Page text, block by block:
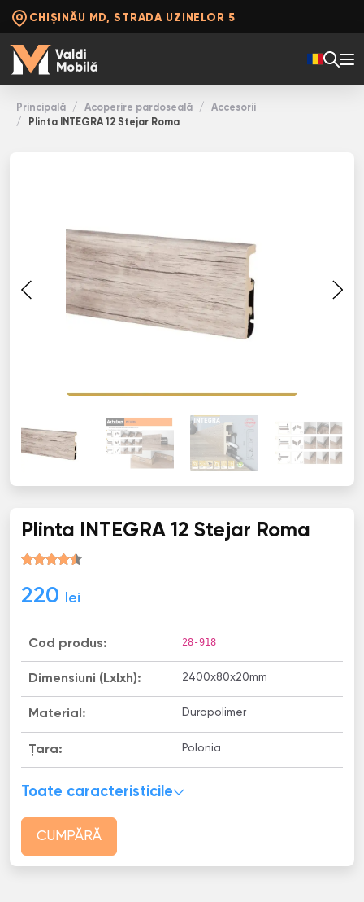
CHIȘINĂU MD, STRADA UZINELOR 5
Principală Acoperire pardoseală
Accesorii
Plinta INТЕGRА 12 Stejar Roma
Plinta INТЕGRА 12 Stejar Roma
220 lei
Cod produs: 28-918
Dimensiuni (Lxlxh): 2400х80х20mm
Material: Duropolimer
Țara: Polonia
Toate caracteristicile
CUMPĂRĂ